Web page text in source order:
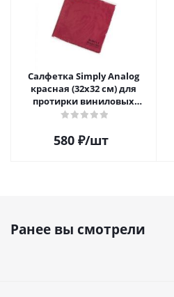
Салфетка Simply Analog
красная (32х32 см) для
протирки виниловых
пластинок из микрофибры
580 ₽/шт
Ранее вы смотрели